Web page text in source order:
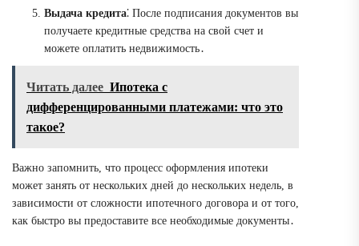
Выдача кредита⁚ После подписания документов вы
получаете кредитные средства на свой счет и
можете оплатить недвижимость․
Читать далее Ипотека с
дифференцированными платежами: что это
такое?
Важно запомнить, что процесс оформления ипотеки
может занять от нескольких дней до нескольких недель, в
зависимости от сложности ипотечного договора и от того,
как быстро вы предоставите все необходимые документы․